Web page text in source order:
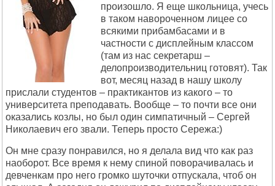
произошло. Я еще школьница, учесь
в таком навороченном лицее со
всякими прибамбасами и в
частности с дисплейным классом
(там из нас секретарш –
делопроизводительниц готовят). Так
вот, месяц назад в нашу школу
прислали студентов – практикантов из какого – то
университета преподавать. Вообще – то почти все они
оказались козлы, но был один симпатичный – Сергей
Николаевич его звали. Теперь просто Сережа:)
Он мне сразу понравился, но я делала вид что как раз
наоборот. Все время к нему спиной поворачивалась и
девченкам про него громко шуточки отпускала, чтоб он